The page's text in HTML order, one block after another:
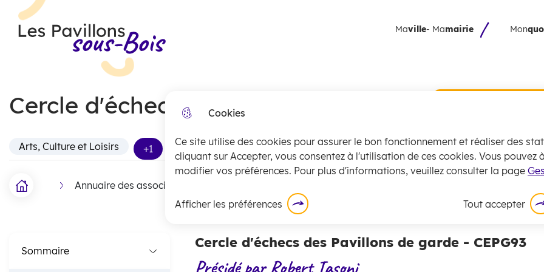
Cookies
Ce site utilise des cookies pour assurer le bon fonctionnement et réaliser des
cliquant sur Accepter, vous consentez à l'utilisation de ces cookies. Vous pouvez
modifier vos préférences. Pour plus d'informations, veuillez consulter la page
Afficher les préférences Tout accepter
Skip to menu Skip to site map
Collecte
juillet
La
Les Pavillons-sous-Bois
o
Maville- Mamairie Mon
Cercle d'échecs des pavillons de garde
Arts, Culture et Loisirs +1
FAccueil Annuaire des associations
Sommaire Cercle d'échecs des Pavillons de garde - CEPG93
Présidé par Robert Iasoni